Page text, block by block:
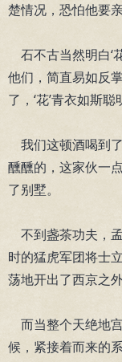
楚情况，恐怕他要
石不古当然明白‘
他们，简直易如反
了，‘花’青衣如斯
我们这顿酒喝到
醺醺的，这家伙一
了别墅。
不到盏茶功夫，
时的猛虎军团将士
荡地开出了西京之
而当整个天绝地
候，紧接着而来的